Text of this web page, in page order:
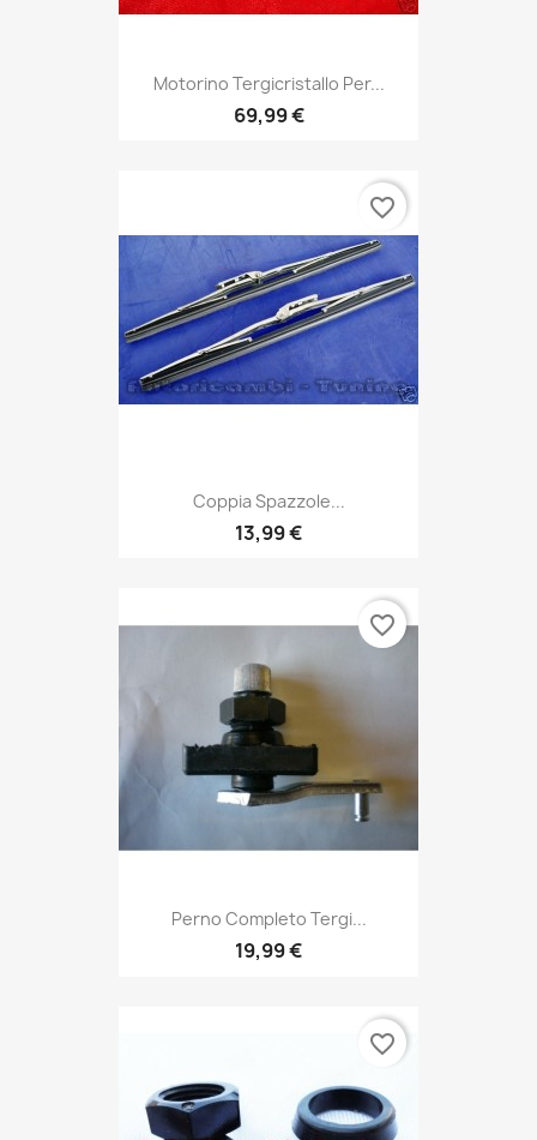
Motorino Tergicristallo Per...
69,99 €
Coppia Spazzole...
13,99 €
favorite_border
Perno Completo Tergi...
19,99 €
favorite_border
favorite_border